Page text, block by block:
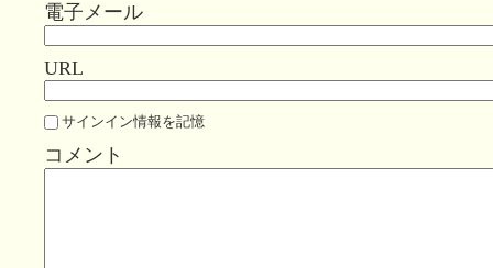
電子メール
URL
サインイン情報を記憶
コメント